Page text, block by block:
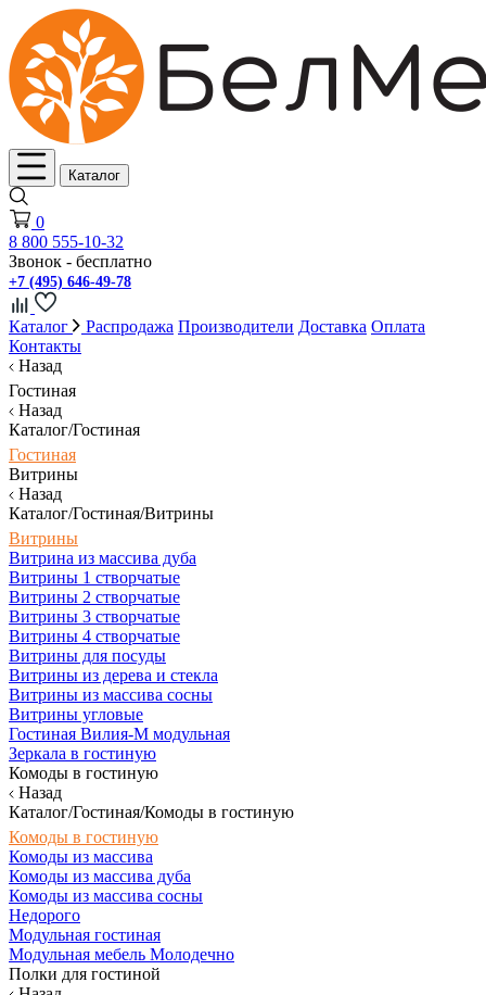
Каталог
0
8 800 555-10-32
Звонок - бесплатно
+7 (495) 646-49-78
Каталог Распродажа Производители Доставка Оплата
Контакты
Назад
Гостиная
Назад
Каталог/Гостиная
Гостиная
Витрины
Назад
Каталог/Гостиная/Витрины
Витрины
Витрина из массива дуба
Витрины 1 створчатые
Витрины 2 створчатые
Витрины 3 створчатые
Витрины 4 створчатые
Витрины для посуды
Витрины из дерева и стекла
Витрины из массива сосны
Витрины угловые
Гостиная Вилия-М модульная
Зеркала в гостиную
Комоды в гостиную
Назад
Каталог/Гостиная/Комоды в гостиную
Комоды в гостиную
Комоды из массива
Комоды из массива дуба
Комоды из массива сосны
Недорого
Модульная гостиная
Модульная мебель Молодечно
Полки для гостиной